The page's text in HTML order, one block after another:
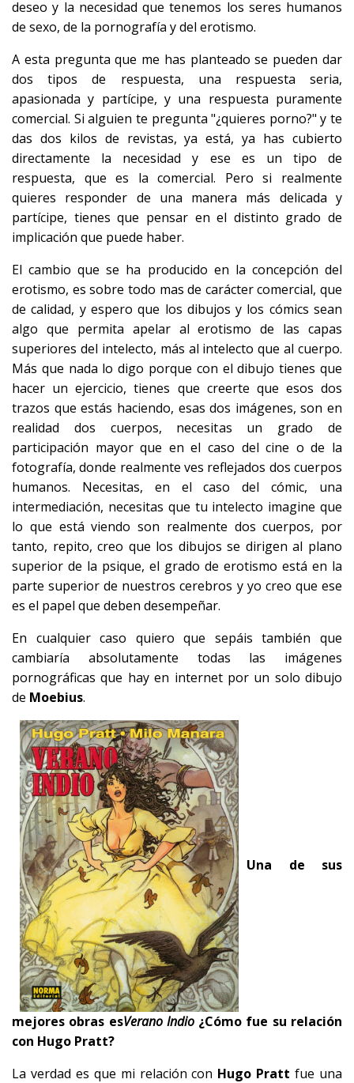
deseo y la necesidad que tenemos los seres humanos
de sexo, de la pornografía y del erotismo.
A esta pregunta que me has planteado se pueden dar
dos tipos de respuesta, una respuesta seria,
apasionada y partícipe, y una respuesta puramente
comercial. Si alguien te pregunta "¿quieres porno?" y te
das dos kilos de revistas, ya está, ya has cubierto
directamente la necesidad y ese es un tipo de
respuesta, que es la comercial. Pero si realmente
quieres responder de una manera más delicada y
partícipe, tienes que pensar en el distinto grado de
implicación que puede haber.
El cambio que se ha producido en la concepción del
erotismo, es sobre todo mas de carácter comercial, que
de calidad, y espero que los dibujos y los cómics sean
algo que permita apelar al erotismo de las capas
superiores del intelecto, más al intelecto que al cuerpo.
Más que nada lo digo porque con el dibujo tienes que
hacer un ejercicio, tienes que creerte que esos dos
trazos que estás haciendo, esas dos imágenes, son en
realidad dos cuerpos, necesitas un grado de
participación mayor que en el caso del cine o de la
fotografía, donde realmente ves reflejados dos cuerpos
humanos. Necesitas, en el caso del cómic, una
intermediación, necesitas que tu intelecto imagine que
lo que está viendo son realmente dos cuerpos, por
tanto, repito, creo que los dibujos se dirigen al plano
superior de la psique, el grado de erotismo está en la
parte superior de nuestros cerebros y yo creo que ese
es el papel que deben desempeñar.
En cualquier caso quiero que sepáis también que
cambiaría absolutamente todas las imágenes
pornográficas que hay en internet por un solo dibujo
de Moebius.
Una de sus
mejores obras esVerano Indio¿Cómo fue su relación
con Hugo Pratt?
La verdad es que mi relación con Hugo Pratt fue una